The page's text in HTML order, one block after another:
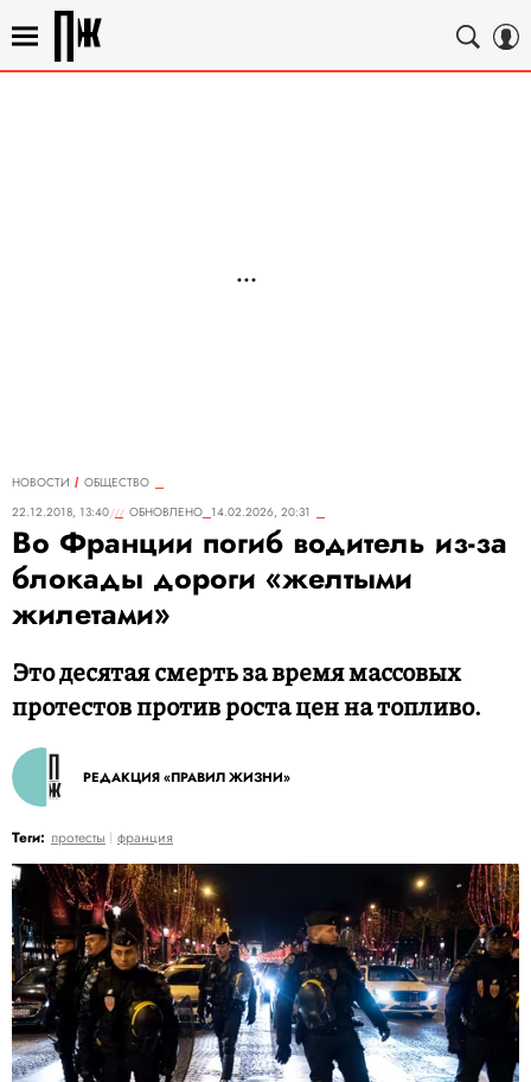
НОВОСТИ
ОБЩЕСТВО
22.12.2018, 13:40
ОБНОВЛЕНО 14.02.2026, 20:31
Во Франции погиб водитель из-за
блокады дороги «желтыми
жилетами»
Это десятая смерть за время массовых
протестов против роста цен на топливо.
РЕДАКЦИЯ «ПРАВИЛ ЖИЗНИ»
Теги: протесты франция